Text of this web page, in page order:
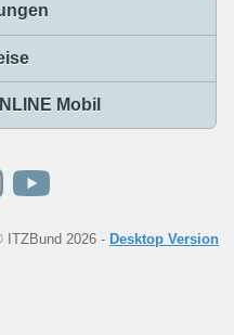
Mobil
ITZBund 2026 - Desktop Version